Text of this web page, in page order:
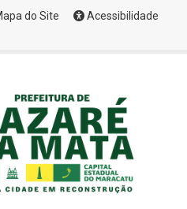
do Site
Acessibilidade